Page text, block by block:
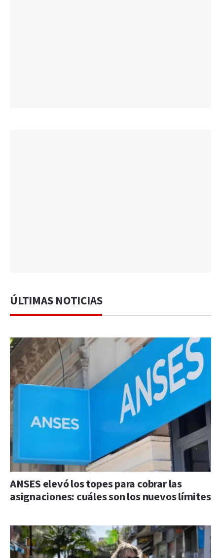
ÚLTIMAS NOTICIAS
ANSES elevó los topes para cobrar las
asignaciones: cuáles son los nuevos límites